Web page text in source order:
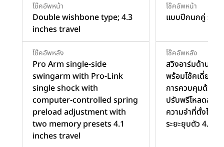
โช๊คอัพหน้า
Double wishbone type; 4.3
inches travel
โช๊คอัพหลัง
Pro Arm single-side
swingarm with Pro-Link
single shock with
computer-controlled spring
preload adjustment with
two memory presets 4.1
inches travel
โช๊คอัพหน้า
แบบปีกนกคู่ ระย
โช๊คอัพหลัง
สวิงอาร์มด้านเดี
พร้อมโช้คเดี่ยว
การควบคุมด้วยค
ปรับพรีโหลดสปริ
ความจำที่ตั้งไว้ล่
ระยะยุบตัว 4.1 นิ้ว